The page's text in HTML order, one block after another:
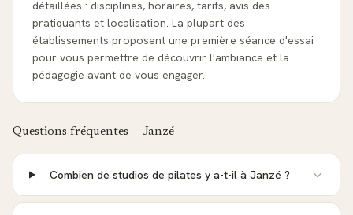
détaillées : disciplines, horaires, tarifs, avis des
pratiquants et localisation. La plupart des
établissements proposent une première séance d'essai
pour vous permettre de découvrir l'ambiance et la
pédagogie avant de vous engager.
Questions fréquentes — Janzé
Combien de studios de pilates y a-t-il à Janzé ?